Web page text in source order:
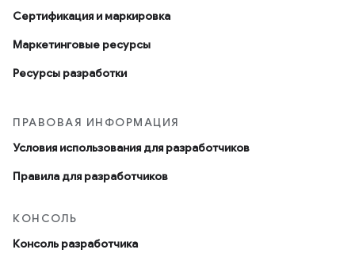
Сертификация и маркировка
Маркетинговые ресурсы
Ресурсы разработки
ПРАВОВАЯ ИНФОРМАЦИЯ
Условия использования для разработчиков
Правила для разработчиков
КОНСОЛЬ
Консоль разработчика